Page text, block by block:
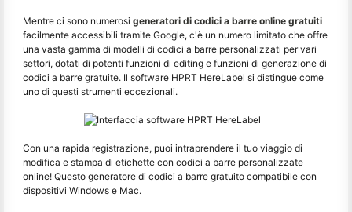
Mentre ci sono numerosi generatori di codici a barre online gratuiti
facilmente accessibili tramite Google, c'è un numero limitato che offre
una vasta gamma di modelli di codici a barre personalizzati per vari
settori, dotati di potenti funzioni di editing e funzioni di generazione di
codici a barre gratuite. Il software HPRT HereLabel si distingue come
uno di questi strumenti eccezionali.
Con una rapida registrazione, puoi intraprendere il tuo viaggio di
modifica e stampa di etichette con codici a barre personalizzate
online! Questo generatore di codici a barre gratuito compatibile con
dispositivi Windows e Mac.